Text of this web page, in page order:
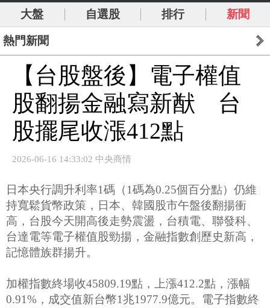
大盤 自選股 排行 新聞
熱門新聞
【台股盤後】電子權值
股翻揚金融寫新猷 台
股擺尾收漲412點
2026-06-16 14:33:02 中央商情
日本央行調升利率1碼（1碼為0.25個百分點）仍維
持寬鬆貨幣政策，日本、韓國股市午盤後翻揚衝
高，台股今天開高後走勢震盪，台積電、聯發科、
台達電等電子權值股勁揚，金融指數創歷史新高，
記憶體族群揚升。
加權指數終場收45809.19點，上漲412.2點，漲幅
0.91%，成交值新台幣1兆1977.9億元。電子指數終